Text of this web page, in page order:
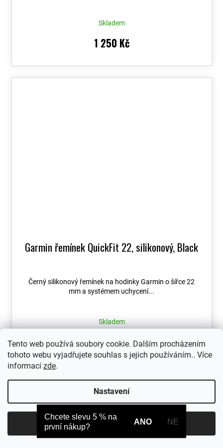
Tento web používá soubory cookie. Dalším procházením
tohoto webu vyjadřujete souhlas s jejich používáním.. Více
informací zde.
Nastavení
Skladem
1 250 Kč
Garmin řemínek QuickFit 22, silikonový, Black
Černý silikonový řemínek na hodinky Garmin o šířce 22
mm a systémem uchycení...
Skladem
1 190 Kč
Chcete slevu 5 % na
první nákup?
ANO NE